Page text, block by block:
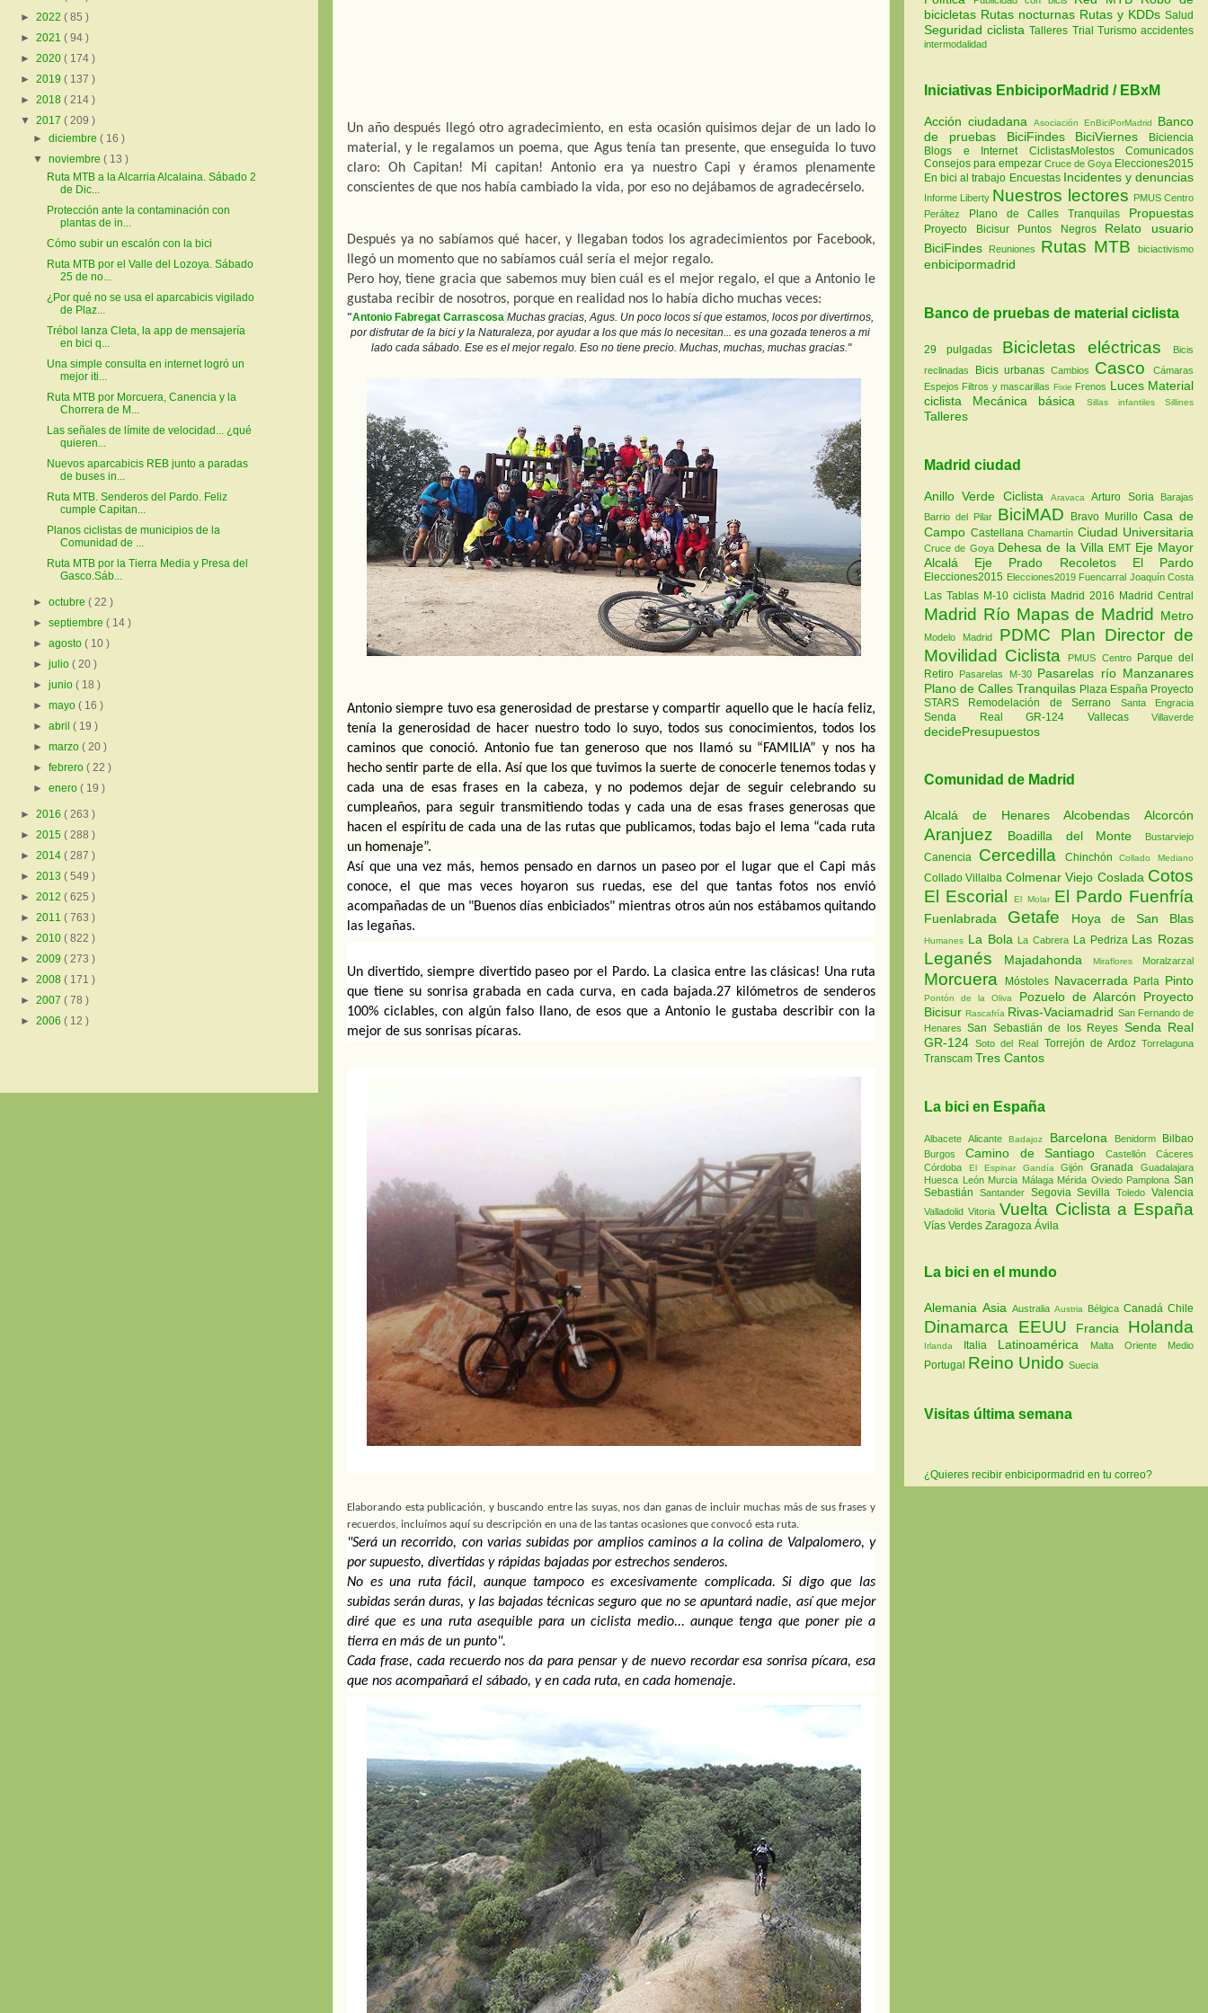
Un año después llegó otro agradecimiento, en esta ocasión quisimos dejar de un lado lo
material, y le regalamos un poema, que Agus tenía tan presente, que enseguida lo tuvo
claro: Oh Capitan! Mi capitan! Antonio era ya nuestro Capi y éramos plenamente
conscientes de que nos había cambiado la vida, por eso no dejábamos de agradecérselo.
Después ya no sabíamos qué hacer, y llegaban todos los agradecimientos por Facebook,
llegó un momento que no sabíamos cuál sería el mejor regalo.
Pero hoy, tiene gracia que sabemos muy bien cuál es el mejor regalo, el que a Antonio le
gustaba recibir de nosotros, porque en realidad nos lo había dicho muchas veces:
"Antonio Fabregat Carrascosa Muchas gracias, Agus. Un poco locos sí que estamos, locos por divertirnos,
por disfrutar de la bici y la Naturaleza, por ayudar a los que más lo necesitan... es una gozada teneros a mi
lado cada sábado. Ese es el mejor regalo. Eso no tiene precio. Muchas, muchas, muchas gracias."
Antonio siempre tuvo esa generosidad de prestarse y compartir aquello que le hacía feliz,
tenía la generosidad de hacer nuestro todo lo suyo, todos sus conocimientos, todos los
caminos que conoció. Antonio fue tan generoso que nos llamó su “FAMILIA” y nos ha
hecho sentir parte de ella. Así que los que tuvimos la suerte de conocerle tenemos todas y
cada una de esas frases en la cabeza, y no podemos dejar de seguir celebrando su
cumpleaños, para seguir transmitiendo todas y cada una de esas frases generosas que
hacen el espíritu de cada una de las rutas que publicamos, todas bajo el lema “cada ruta
un homenaje”.
Así que una vez más, hemos pensado en darnos un paseo por el lugar que el Capi más
conoce, el que mas veces hoyaron sus ruedas, ese del que tantas fotos nos envió
acompañadas de un "Buenos días enbiciados" mientras otros aún nos estábamos quitando
las legañas.
Un divertido, siempre divertido paseo por el Pardo. La clasica entre las clásicas! Una ruta
que tiene su sonrisa grabada en cada curva, en cada bajada.27 kilómetros de senderos
100% ciclables, con algún falso llano, de esos que a Antonio le gustaba describir con la
mejor de sus sonrisas pícaras.
Elaborando esta publicación, y buscando entre las suyas, nos dan ganas de incluir muchas más de sus frases y
recuerdos, incluímos aquí su descripción en una de las tantas ocasiones que convocó esta ruta.
"Será un recorrido, con varias subidas por amplios caminos a la colina de Valpalomero, y
por supuesto, divertidas y rápidas bajadas por estrechos senderos.
No es una ruta fácil, aunque tampoco es excesivamente complicada. Si digo que las
subidas serán duras, y las bajadas técnicas seguro que no se apuntará nadie, así que mejor
diré que es una ruta asequible para un ciclista medio... aunque tenga que poner pie a
tierra en más de un punto".
Cada frase, cada recuerdo nos da para pensar y de nuevo recordar esa sonrisa pícara, esa
que nos acompañará el sábado, y en cada ruta, en cada homenaje.
► 2022 ( 85 )
► 2021 ( 94 )
► 2020 ( 174 )
► 2019 ( 137 )
► 2018 ( 214 )
▼ 2017 ( 209 )
►diciembre( 16 )
▼noviembre( 13 )
Ruta MTB a la Alcarria Alcalaina. Sábado 2
de Dic...
Protección ante la contaminación con
plantas de in...
Cómo subir un escalón con la bici
Ruta MTB por el Valle del Lozoya. Sábado
25 de no...
¿Por qué no se usa el aparcabicis vigilado
de Plaz...
Trébol lanza Cleta, la app de mensajería
en bici q...
Una simple consulta en internet logró un
mejor iti...
Ruta MTB por Morcuera, Canencia y la
Chorrera de M...
Las señales de límite de velocidad... ¿qué
quieren...
Nuevos aparcabicis REB junto a paradas
de buses in...
Ruta MTB. Senderos del Pardo. Feliz
cumple Capitan...
Planos ciclistas de municipios de la
Comunidad de ...
Ruta MTB por la Tierra Media y Presa del
Gasco.Sáb...
►octubre( 22 )
►septiembre( 14 )
►agosto( 10 )
►julio( 20 )
►junio( 18 )
►mayo( 16 )
►abril( 19 )
►marzo( 20 )
►febrero( 22 )
►enero( 19 )
► 2016 ( 263 )
► 2015 ( 288 )
► 2014 ( 287 )
► 2013 ( 549 )
► 2012 ( 625 )
► 2011 ( 763 )
► 2010 ( 822 )
► 2009 ( 273 )
► 2008 ( 171 )
► 2007 ( 78 )
► 2006 ( 12 )
bicicletas Rutas nocturnas Rutas y KDDs Salud
Seguridad ciclistaTalleres Trial Turismoaccidentes
intermodalidad
Iniciativas EnbiciporMadrid / EBxM
Acción ciudadana Asociación EnBiciPorMadrid
Banco
de pruebas
BiciFindes BiciViernes
Biciencia
Blogs e Internet
CiclistasMolestos
Comunicados
Consejos para empezar Cruce de Goya Elecciones2015
En bici al trabajo Encuestas Incidentes y denuncias
Informe Liberty Nuestros lectores
PMUS Centro
Peráltez
Plano de Calles Tranquilas Propuestas
Proyecto Bicisur Puntos Negros
Relato usuario
BiciFindes
Reuniones Rutas MTB biciactivismo
enbicipormadrid
Banco de pruebas de material ciclista
29 pulgadas Bicicletas eléctricas
Bicis
reclinadas
Bicis urbanas Cambios Casco
Cámaras
Espejos Filtros y mascarillas Fixie Frenos Luces Material
ciclista
Mecánica básica Sillas infantiles Sillines
Talleres
Madrid ciudad
Anillo Verde Ciclista AravacaArturo Soria
Barajas
Barrio del Pilar BiciMAD Bravo MurilloCasa de
Campo Castellana Chamartín Ciudad Universitaria
Cruce de Goya Dehesa de la Villa EMT Eje Mayor
Alcalá Eje Prado Recoletos El Pardo
Elecciones2015 Elecciones2019 Fuencarral Joaquín Costa
Las Tablas M-10 ciclista Madrid 2016 Madrid Central
Madrid Río Mapas de Madrid Metro
Modelo Madrid PDMC Plan Director de
Movilidad Ciclista
PMUS Centro Parque del
Retiro Pasarelas M-30 Pasarelas río Manzanares
Plano de Calles Tranquilas Plaza España Proyecto
STARS Remodelación de Serrano Santa Engracia
Senda Real GR-124 Vallecas Villaverde
decidePresupuestos
Comunidad de Madrid
Alcalá de HenaresAlcobendas Alcorcón
Aranjuez Boadilla del Monte Bustarviejo
Canencia Cercedilla ChinchónCollado Mediano
Collado Villalba Colmenar Viejo Coslada Cotos
El EscorialEl Molar El Pardo Fuenfría
Fuenlabrada Getafe Hoya de San Blas
Humanes La Bola La Cabrera La Pedriza Las Rozas
Leganés Majadahonda Miraflores Moralzarzal
Morcuera Móstoles Navacerrada Parla Pinto
Pontón de la Oliva Pozuelo de Alarcón Proyecto
BicisurRascafría Rivas-Vaciamadrid San Fernando de
HenaresSan Sebastián de los Reyes Senda Real
GR-124Soto del Real Torrejón de ArdozTorrelaguna
Transcam Tres Cantos
La bici en España
AlbaceteAlicanteBadajoz Barcelona Benidorm Bilbao
Burgos Camino de SantiagoCastellónCáceres
Córdoba El Espinar GandíaGijónGranadaGuadalajara
Huesca León Murcia Málaga Mérida Oviedo PamplonaSan
Sebastián Santander SegoviaSevillaToledoValencia
ValladolidVitoria Vuelta Ciclista a España
Vías Verdes Zaragoza Ávila
La bici en el mundo
Alemania Asia Australia Austria Bélgica Canadá Chile
Dinamarca EEUU Francia Holanda
Irlanda Italia Latinoamérica Malta Oriente Medio
Portugal Reino Unido Suecia
Visitas última semana
¿Quieres recibir enbicipormadrid en tu correo?